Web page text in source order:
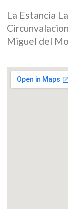
La Estancia
Miguel del